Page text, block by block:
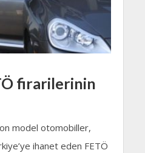
firarilerinin
model otomobiller,
ihanet eden FETÖ